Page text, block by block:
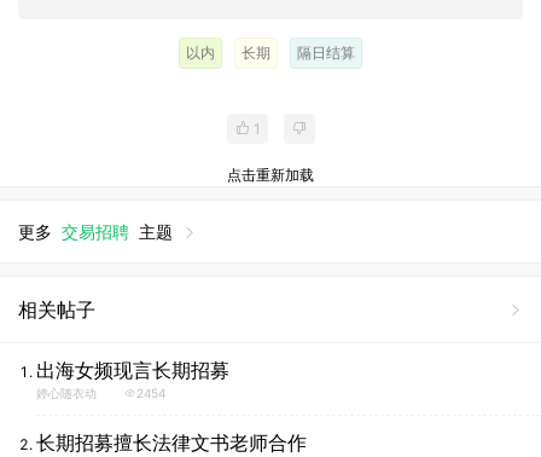
以内 长期 隔日结算
1
点击重新加载
更多 交易招聘 主题
相关帖子
出海女频现言长期招募
婷心随衣动 2454
长期招募擅长法律文书老师合作